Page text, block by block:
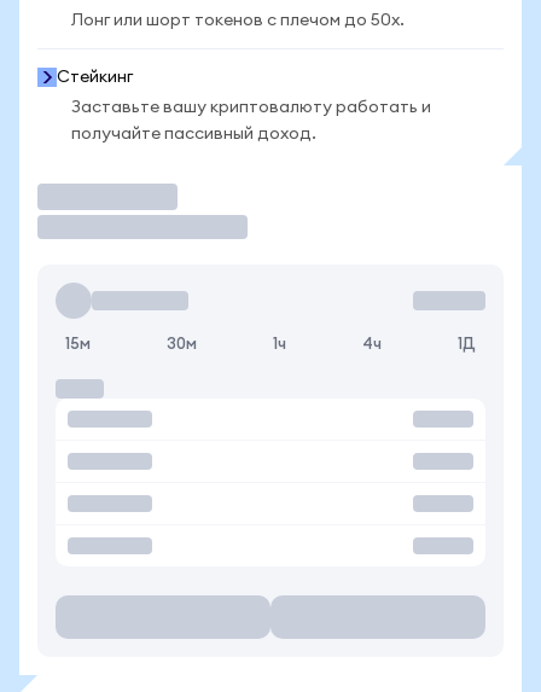
Лонг или шорт токенов с плечом до 50x.
Стейкинг
Заставьте вашу криптовалюту работать и
получайте пассивный доход.
15м 30м 1ч 4ч 1Д